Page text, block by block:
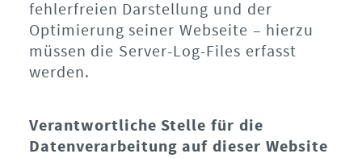
fehlerfreien Darstellung und der
Optimierung seiner Webseite – hierzu
müssen die Server-Log-Files erfasst
werden.
Verantwortliche Stelle für die
Datenverarbeitung auf dieser Website